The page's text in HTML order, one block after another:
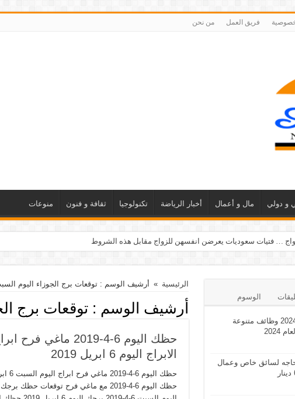
فريق العمل من نحن
و دولي مال و أعمال أخبار الرياضة تكنولوجيا ثقافة و فنون منوعات
… فتيات سعوديات يعرضن انفسهن للزواج مقابل هذه الشروط
الرئيسية » أرشيف الوسم : توقعات برج الجوزاء اليوم السبت 6
أرشيف الوسم :توقعات برج
الابراج اليوم 6 ابريل 2019
الوسوم
وظائف في السعودية 2024 وظائف متنوعة
في الكويت 2024 بحاجه لسائق خاص وعمال